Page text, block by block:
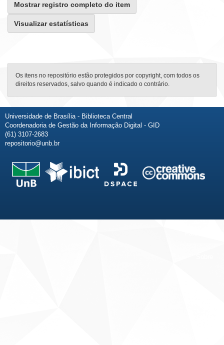
Mostrar registro completo do item
Visualizar estatísticas
Os itens no repositório estão protegidos por copyright, com todos os
direitos reservados, salvo quando é indicado o contrário.
Universidade de Brasília - Biblioteca Central
Coordenadoria de Gestão da Informação Digital - GID
(61) 3107-2683
repositorio@unb.br